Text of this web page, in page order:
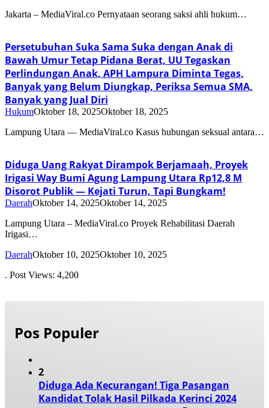
Jakarta – MediaViral.co Pernyataan seorang saksi ahli hukum…
Persetubuhan Suka Sama Suka dengan Anak di
Bawah Umur Tetap Pidana Berat, UU Tegaskan
Perlindungan Anak, APH Lampura Diminta Tegas,
Banyak yang Belum Diungkap, Periksa Semua SMA,
Banyak yang Jual Diri
HukumOktober 18, 2025Oktober 18, 2025
Lampung Utara — MediaViral.co Kasus hubungan seksual antara…
Diduga Uang Rakyat Dirampok Berjamaah, Proyek
Irigasi Way Bumi Agung Lampung Utara Rp12,8 M
Disorot Publik — Kejati Turun, Tapi Bungkam!
DaerahOktober 14, 2025Oktober 14, 2025
Lampung Utara – MediaViral.co Proyek Rehabilitasi Daerah
Irigasi…
DaerahOktober 10, 2025Oktober 10, 2025
. Post Views: 4,200
Pos Populer
2
Diduga Ada Kecurangan! Tiga Pasangan
Kandidat Tolak Hasil Pilkada Kerinci 2024